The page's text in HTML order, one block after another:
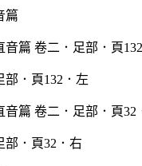
篇
部．頁132．左
部．頁32．右